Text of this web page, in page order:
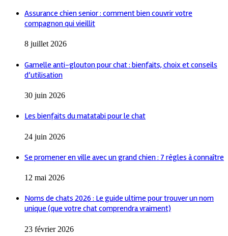
Assurance chien senior : comment bien couvrir votre
compagnon qui vieillit
8 juillet 2026
Gamelle anti-glouton pour chat : bienfaits, choix et conseils
d’utilisation
30 juin 2026
Les bienfaits du matatabi pour le chat
24 juin 2026
Se promener en ville avec un grand chien : 7 règles à connaître
12 mai 2026
Noms de chats 2026 : Le guide ultime pour trouver un nom
unique (que votre chat comprendra vraiment)
23 février 2026